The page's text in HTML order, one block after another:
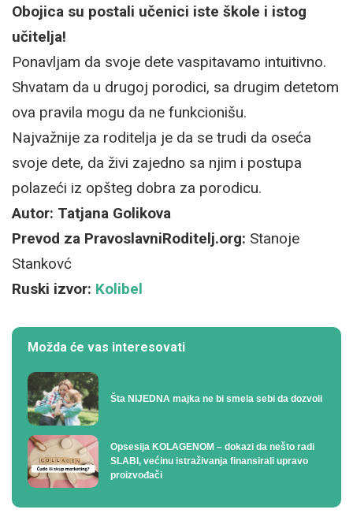
Obojica su postali učenici iste škole i istog
učitelja!
Ponavljam da svoje dete vaspitavamo intuitivno.
Shvatam da u drugoj porodici, sa drugim detetom
ova pravila mogu da ne funkcionišu.
Najvažnije za roditelja je da se trudi da oseća
svoje dete, da živi zajedno sa njim i postupa
polazeći iz opšteg dobra za porodicu.
Autor: Tatjana Golikova
Prevod za PravoslavniRoditelj.org: Stanoje
Stankovć
Ruski izvor: Kolibel
Možda će vas interesovati
Šta NIJEDNA majka ne bi smela sebi da dozvoli
Opsesija KOLAGENOM – dokazi da nešto radi
SLABI, većinu istraživanja finansirali upravo
proizvođači